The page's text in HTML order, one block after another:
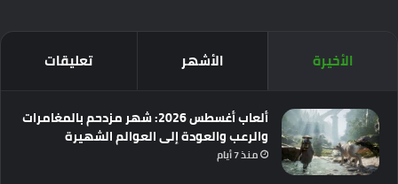
الأخيرة الأشهر تعليقات
ألعاب أغسطس 2026: شهر مزدحم بالمغامرات
والرعب والعودة إلى العوالم الشهيرة
منذ 7 أيام